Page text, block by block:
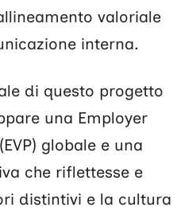
valoriale
interna.
di questo progetto
una Employer
globale e una
che riflettesse e
distintivi e la cultura